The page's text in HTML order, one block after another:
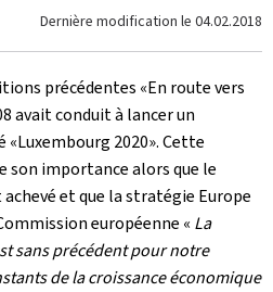
Dernière modification le 04.02.2018
précédentes «En route vers
avait conduit à lancer un
2020». Cette
son importance alors que le
achevé et que la stratégie Europe
européenne « La
sans précédent pour notre
de la croissance économique